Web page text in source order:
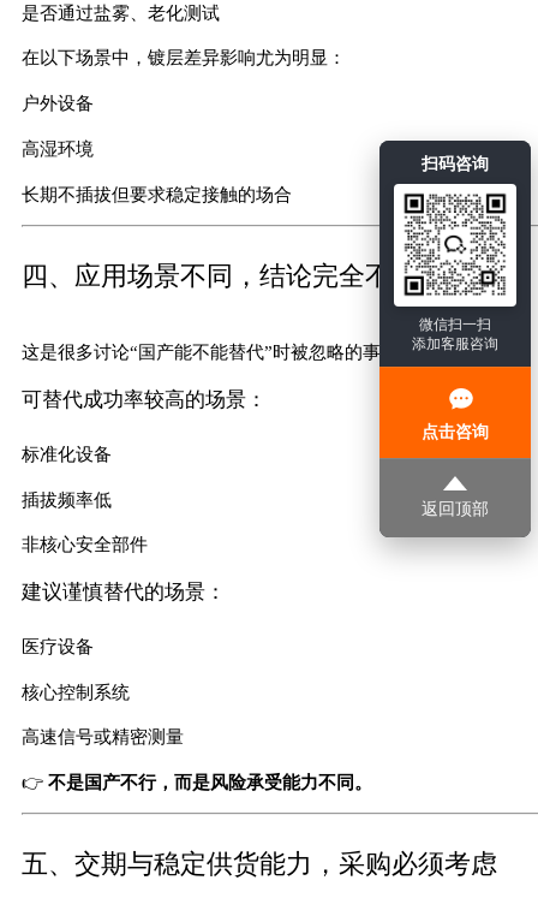
扫码咨询
微信扫一扫
添加客服咨询
点击咨询
返回顶部
是否通过盐雾、老化测试
在以下场景中，镀层差异影响尤为明显：
户外设备
高湿环境
长期不插拔但要求稳定接触的场合
四、应用场景不同，结论完全不同
这是很多讨论“国产能不能替代”时被忽略的事实。
可替代成功率较高的场景：
标准化设备
插拔频率低
非核心安全部件
建议谨慎替代的场景：
医疗设备
核心控制系统
高速信号或精密测量
👉 不是国产不行，而是风险承受能力不同。
五、交期与稳定供货能力，采购必须考虑